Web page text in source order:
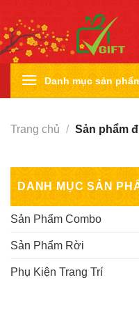
to
content
Danh mục sản
Trang chủ / Sản phẩm
DANH MỤC SẢN
Sản Phẩm Combo
Sản Phẩm Rời
Phụ Kiện Trang Trí